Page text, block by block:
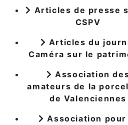
Articles de presse
CSPV
Articles du
Caméra sur le
Association
amateurs de la
de Valenciennes
Association pour